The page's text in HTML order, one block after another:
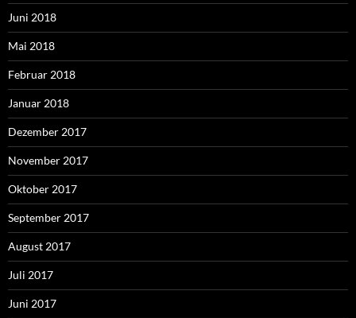
Juni 2018
Mai 2018
Februar 2018
Januar 2018
Dezember 2017
November 2017
Oktober 2017
September 2017
August 2017
Juli 2017
Juni 2017